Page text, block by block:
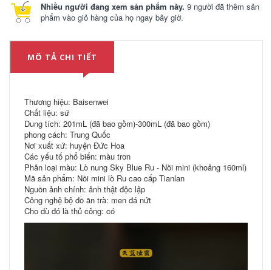
Nhiều người đang xem sản phẩm này. 9 người đã thêm sản
phẩm vào giỏ hàng của họ ngay bây giờ.
MÔ TẢ CHI TIẾT
Thương hiệu: Baisenwei
Chất liệu: sứ
Dung tích: 201mL (đã bao gồm)-300mL (đã bao gồm)
phong cách: Trung Quốc
Nơi xuất xứ: huyện Đức Hoa
Các yếu tố phổ biến: màu trơn
Phân loại màu: Lò nung Sky Blue Ru - Nồi mini (khoảng 160ml)
Mã sản phẩm: Nồi mini lò Ru cao cấp Tianlan
Nguồn ảnh chính: ảnh thật độc lập
Công nghệ bộ đồ ăn trà: men đá nứt
Cho dù đó là thủ công: có